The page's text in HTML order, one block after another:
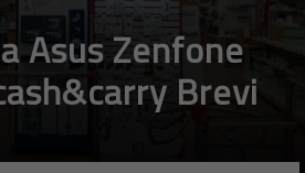
Asus Zenfone
Brevi